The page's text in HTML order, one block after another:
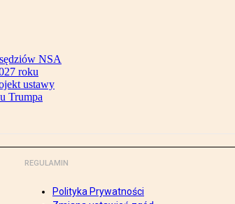
NSA
roku
ustawy
Trumpa
REGULAMIN
Polityka Prywatności